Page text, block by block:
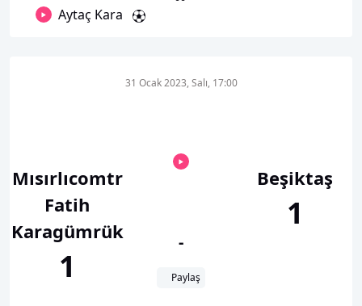
Aytaç Kara
Mısırlıcomtr
Fatih
Karagümrük
1
31 Ocak 2023, Salı, 17:00
-
Paylaş
Beşiktaş
1